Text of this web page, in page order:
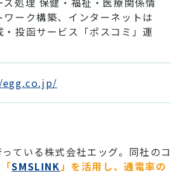
ワーク構築、インターネットは
・投函サービス「ポスコミ」運
ている株式会社エッグ。同社のコ
SMSLINK」を活用し、通電率の